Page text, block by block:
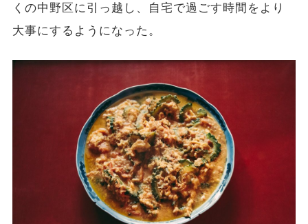
くの中野区に引っ越し、自宅で過ごす時間をより
大事にするようになった。